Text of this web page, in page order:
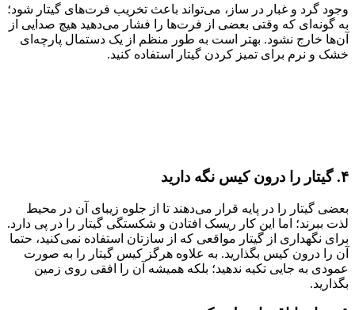
وجود گرد و غبار در ساز، می‌تواند باعث تخریب فرت‌های گیتار شود؛
به گونه‌ای که وقتی بعضی از فرت‌ها را فشار می‌دهید هیچ صدایی از
آن‌ها خارج نشود. بهتر است به طور منظم از یک دستمال پارچه‌ای
خشک و نرم برای تمیز کردن گیتار استفاده کنید.
۴. گیتار را درون کیس نگه دارید
بعضی گیتار را در پایه قرار می‌دهند تا از جلوه زیبای آن در محیط
لذت ببرند؛ اما این کار ریسک افتادن و شکستگی گیتار را در پی دارد.
برای نگهداری از گیتار مواقعی که از سازتان استفاده نمی‌کنید، حتما
آن را درون کیس بگذارید. به علاوه هرگز کیس گیتار را به صورت
عمودی به جایی تکیه ندهید؛ بلکه همیشه آن را افقی روی زمین
بگذارید.